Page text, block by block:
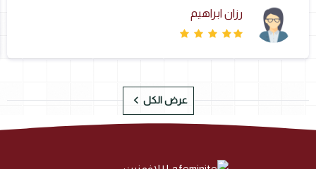
رزان ابراهيم
عرض الكل